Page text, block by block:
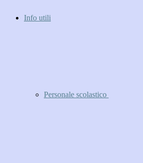
Info utili
Personale scolastico